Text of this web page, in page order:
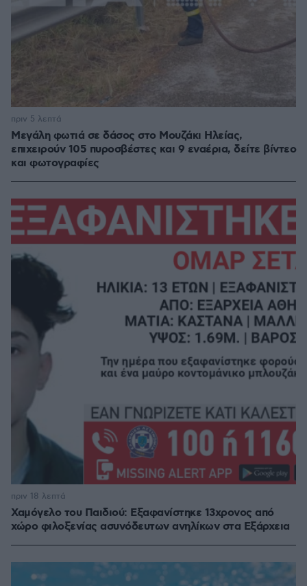
Μεγάλη φωτιά σε δάσος στο Μουζάκι Ηλείας,
επιχειρούν 105 πυροσβέστες και 9 εναέρια, δείτε βίντεο
και φωτογραφίες
πριν 5 λεπτά
Χαμόγελο του Παιδιού: Εξαφανίστηκε 13χρονος από
χώρο φιλοξενίας ασυνόδευτων ανηλίκων στα Εξάρχεια
πριν 18 λεπτά